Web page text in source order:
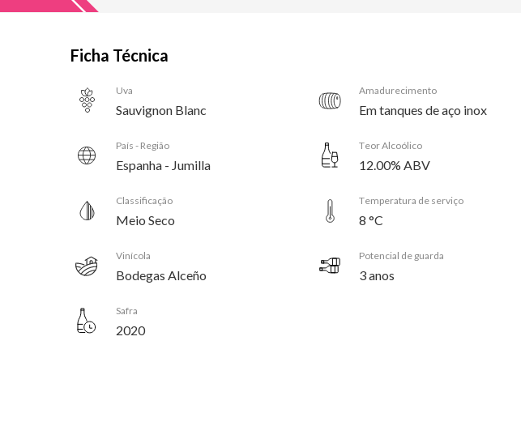
Ficha Técnica
Uva
Sauvignon Blanc
País - Região
Espanha - Jumilla
Classificação
Meio Seco
Vinícola
Bodegas Alceño
Safra
2020
Amadurecimento
Em tanques de aço inox
Teor Alcoólico
12.00% ABV
Temperatura de serviço
8 °C
Potencial de guarda
3 anos